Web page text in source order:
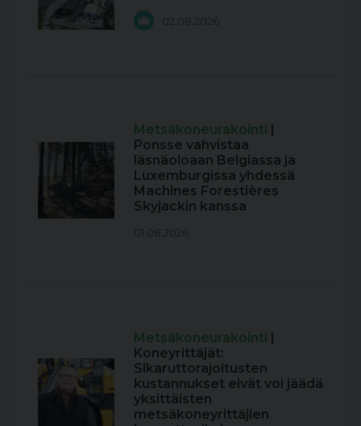
02.08.2026
Metsäkoneurakointi
Ponsse vahvistaa
läsnäoloaan Belgiassa ja
Luxemburgissa yhdessä
Machines Forestières
Skyjackin kanssa
01.08.2026
Metsäkoneurakointi
Koneyrittäjät:
Sikaruttorajoitusten
kustannukset eivät voi jäädä
yksittäisten
metsäkoneyrittäjien